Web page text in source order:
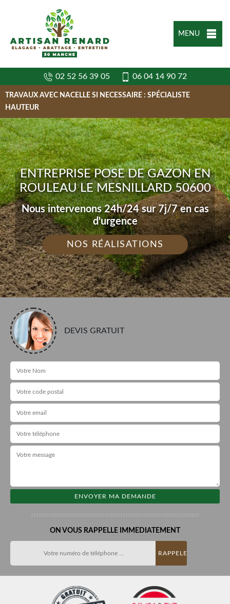
MENU
02 52 56 39 05 06 04 14 90 72
TRAVAUX AVEC NACELLE SI NECESSAIRE : SPÉCIALISTE
HAUTEUR
ENTREPRISE POSE DE GAZON EN
ROULEAU LE MESNILLARD 50600
Nous intervenons 24h/24 sur 7j/7 en cas
d'urgence
NOS RÉALISATIONS
DEVIS GRATUIT
ON VOUS RAPPELLE IMMEDIATEMENT